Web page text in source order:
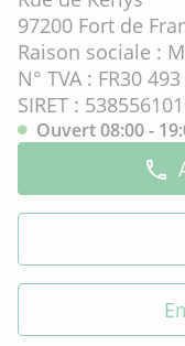
97200 Fort de
Raison sociale :
N° TVA : FR30
SIRET :
Ouvert 08:00 -